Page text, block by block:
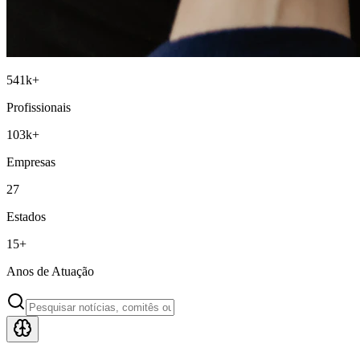
541k+
Profissionais
103k+
Empresas
27
Estados
15+
Anos de Atuação